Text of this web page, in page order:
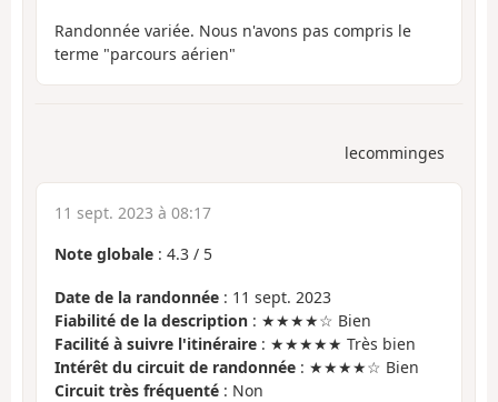
Randonnée variée. Nous n'avons pas compris le
terme "parcours aérien"
lecomminges
11 sept. 2023 à 08:17
Note globale : 4.3 / 5
Date de la randonnée : 11 sept. 2023
Fiabilité de la description : ★★★★☆ Bien
Facilité à suivre l'itinéraire : ★★★★★ Très bien
Intérêt du circuit de randonnée : ★★★★☆ Bien
Circuit très fréquenté : Non